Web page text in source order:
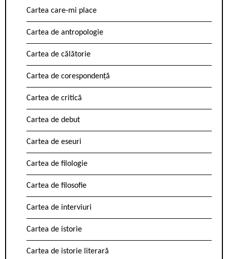
Cartea care-mi place
Cartea de antropologie
Cartea de călătorie
Cartea de corespondență
Cartea de critică
Cartea de debut
Cartea de eseuri
Cartea de filologie
Cartea de filosofie
Cartea de interviuri
Cartea de istorie
Cartea de istorie literară